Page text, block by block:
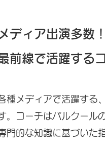
メディア出演多数！
前線で活躍する
種メディアで活躍する
。コーチはパルクール
門的な知識に基づいた